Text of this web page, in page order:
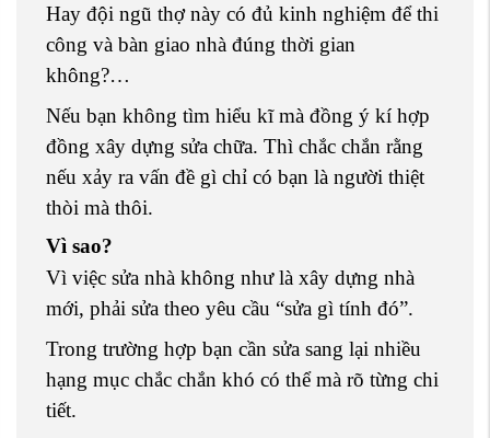
Hay đội ngũ thợ này có đủ kinh nghiệm để thi
công và bàn giao nhà đúng thời gian
không?…
Nếu bạn không tìm hiểu kĩ mà đồng ý kí hợp
đồng xây dựng sửa chữa. Thì chắc chắn rằng
nếu xảy ra vấn đề gì chỉ có bạn là người thiệt
thòi mà thôi.
Vì sao?
Vì việc sửa nhà không như là xây dựng nhà
mới, phải sửa theo yêu cầu “sửa gì tính đó”.
Trong trường hợp bạn cần sửa sang lại nhiều
hạng mục chắc chắn khó có thể mà rõ từng chi
tiết.